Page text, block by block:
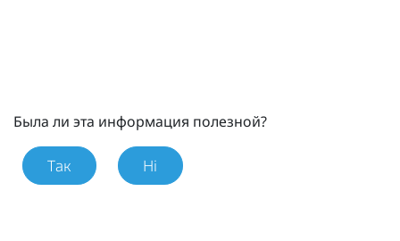
Была ли эта информация полезной?
Так Ні